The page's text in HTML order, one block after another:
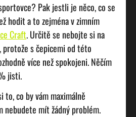
Pak jestli je něco, co se
hodit a to zejména v zimním
Craft. Určitě se nebojte si na
protože s čepicemi od této
více než spokojeni. Něčím
jisti.
to, co by vám maximálně
nebudete mít žádný problém.